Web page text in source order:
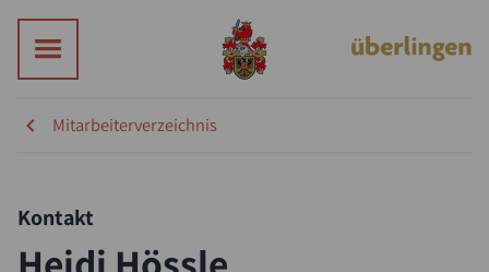
Mitarbeiterverzeichnis
Kontakt
Suche